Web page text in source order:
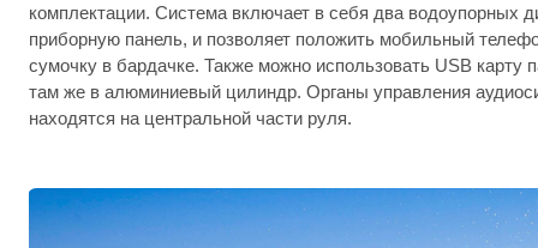
комплектации. Система включает в себя два водоупорных
приборную панель, и позволяет положить мобильный
сумочку в бардачке. Также можно использовать USB карту
там же в алюминиевый цилиндр. Органы управления
находятся на центральной части руля.